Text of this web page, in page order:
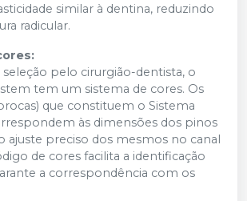
similar à dentina, reduzindo
radicular.
seleção pelo cirurgião-dentista, o
tem um sistema de cores. Os
que constituem o Sistema
às dimensões dos pinos
ajuste preciso dos mesmos no canal
de cores facilita a identificação
a correspondência com os